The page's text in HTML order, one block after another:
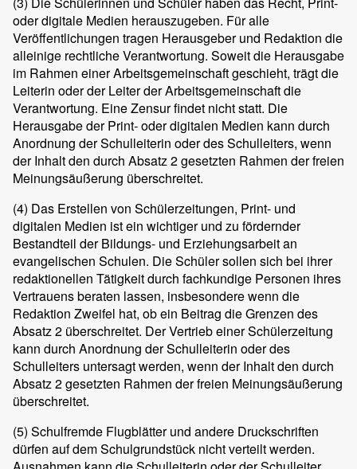
oder digitale Medien herauszugeben. Für alle
Veröffentlichungen tragen Herausgeber und Redaktion die
alleinige rechtliche Verantwortung. Soweit die Herausgabe
im Rahmen einer Arbeitsgemeinschaft geschieht, trägt die
Leiterin oder der Leiter der Arbeitsgemeinschaft die
Verantwortung. Eine Zensur findet nicht statt. Die
Herausgabe der Print- oder digitalen Medien kann durch
Anordnung der Schulleiterin oder des Schulleiters, wenn
der Inhalt den durch Absatz 2 gesetzten Rahmen der freien
Meinungsäußerung überschreitet.
(4) Das Erstellen von Schülerzeitungen, Print- und
digitalen Medien ist ein wichtiger und zu fördernder
Bestandteil der Bildungs- und Erziehungsarbeit an
evangelischen Schulen. Die Schüler sollen sich bei ihrer
redaktionellen Tätigkeit durch fachkundige Personen ihres
Vertrauens beraten lassen, insbesondere wenn die
Redaktion Zweifel hat, ob ein Beitrag die Grenzen des
Absatz 2 überschreitet. Der Vertrieb einer Schülerzeitung
kann durch Anordnung der Schulleiterin oder des
Schulleiters untersagt werden, wenn der Inhalt den durch
Absatz 2 gesetzten Rahmen der freien Meinungsäußerung
überschreitet.
(5) Schulfremde Flugblätter und andere Druckschriften
dürfen auf dem Schulgrundstück nicht verteilt werden.